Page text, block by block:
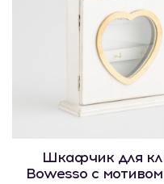
Шкафчик для
Bowesso с